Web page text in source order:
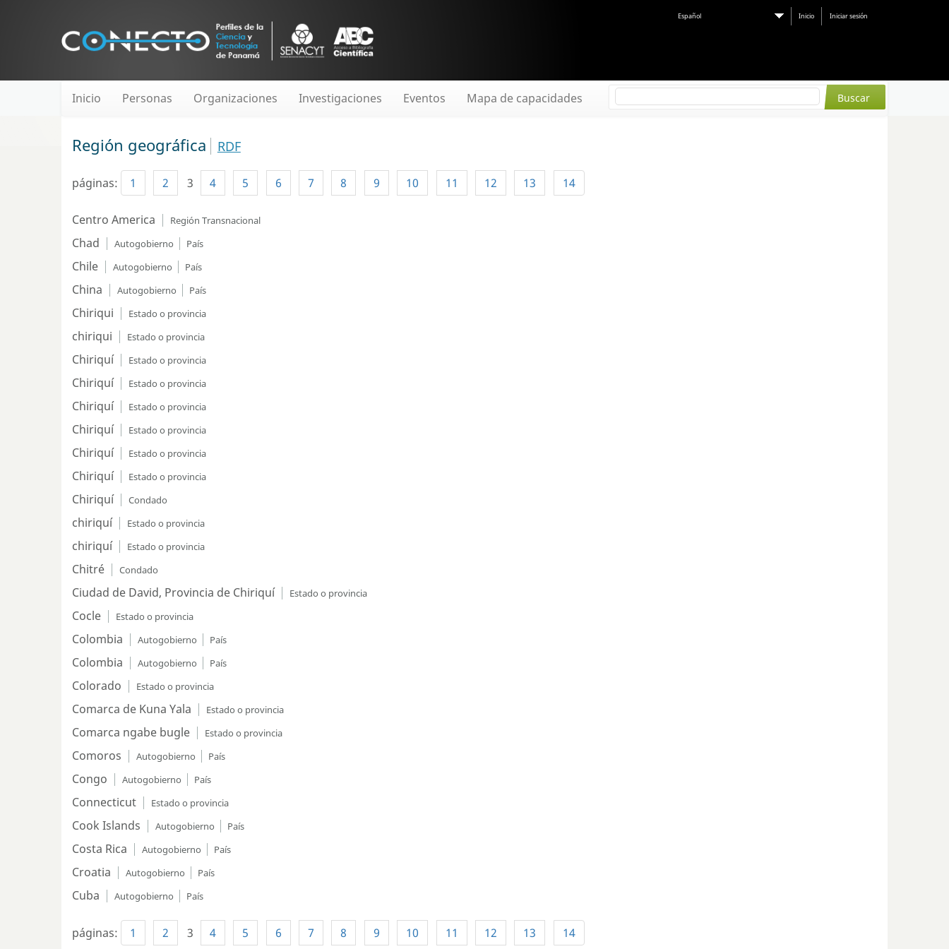
Español Inicio Iniciar sesión
Inicio Personas Organizaciones Investigaciones Eventos Mapa de capacidades
Región geográfica RDF
páginas: 1 2 3 4 5 6 7 8 9 10 11 12 13 14
Centro America Región Transnacional
Chad Autogobierno País
Chile Autogobierno País
China Autogobierno País
Chiriqui Estado o provincia
chiriqui Estado o provincia
Chiriquí Estado o provincia
Chiriquí Estado o provincia
Chiriquí Estado o provincia
Chiriquí Estado o provincia
Chiriquí Estado o provincia
Chiriquí Estado o provincia
Chiriquí Condado
chiriquí Estado o provincia
chiriquí Estado o provincia
Chitré Condado
Ciudad de David, Provincia de Chiriquí Estado o provincia
Cocle Estado o provincia
Colombia Autogobierno País
Colombia Autogobierno País
Colorado Estado o provincia
Comarca de Kuna Yala Estado o provincia
Comarca ngabe bugle Estado o provincia
Comoros Autogobierno País
Congo Autogobierno País
Connecticut Estado o provincia
Cook Islands Autogobierno País
Costa Rica Autogobierno País
Croatia Autogobierno País
Cuba Autogobierno País
páginas: 1 2 3 4 5 6 7 8 9 10 11 12 13 14